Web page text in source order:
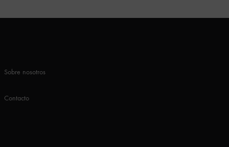
Sobre nosotros
Contacto